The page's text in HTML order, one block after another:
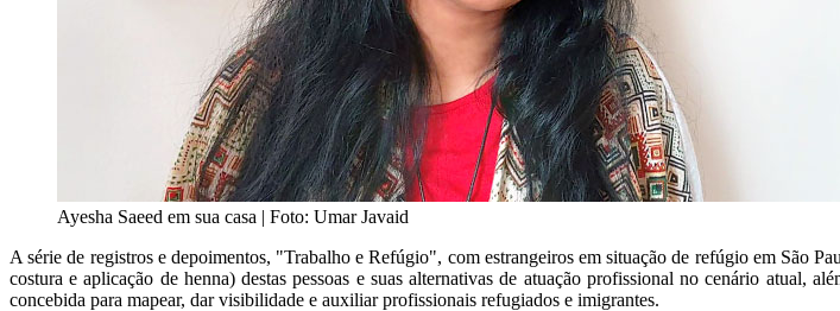
Ayesha Saeed em sua casa | Foto: Umar Javaid
A série de registros e depoimentos, "Trabalho e Refúgio", com estrangeiros em situação de refúgio em São
costura e aplicação de henna) destas pessoas e suas alternativas de atuação profissional no cenário atual,
concebida para mapear, dar visibilidade e auxiliar profissionais refugiados e imigrantes.